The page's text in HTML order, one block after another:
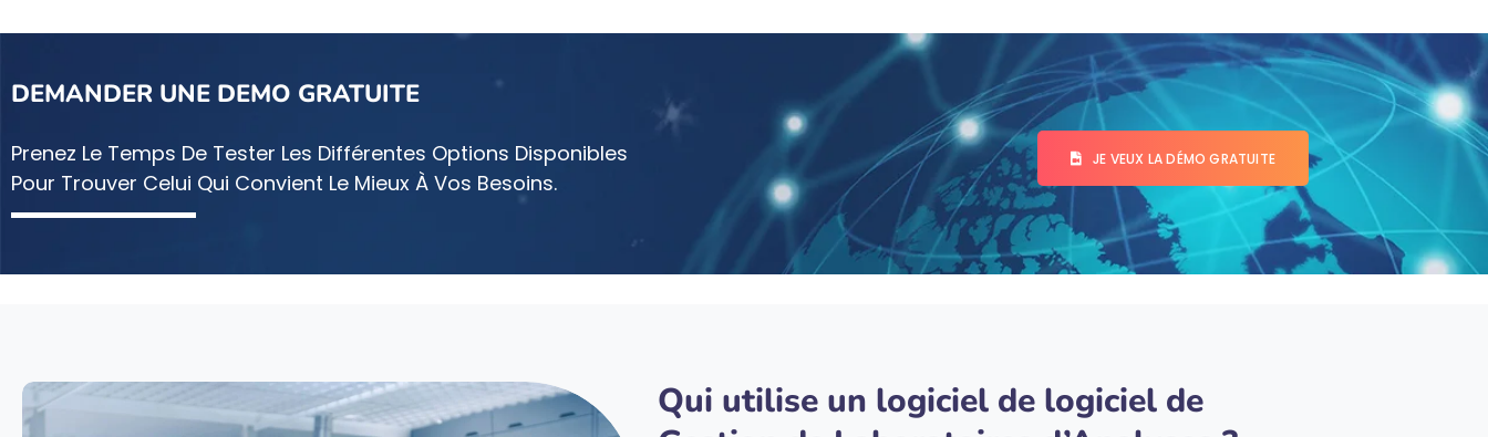
DEMANDER UNE DEMO GRATUITE
Prenez Le Temps De Tester Les Différentes Options Disponibles
Pour Trouver Celui Qui Convient Le Mieux À Vos Besoins.
JE VEUX LA DÉMO GRATUITE
Qui utilise un logiciel de logiciel de